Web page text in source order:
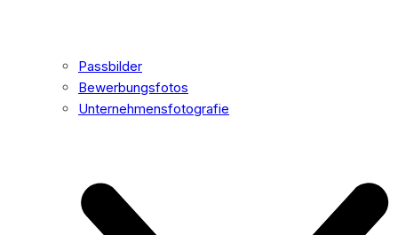
Passbilder
Bewerbungsfotos
Unternehmensfotografie